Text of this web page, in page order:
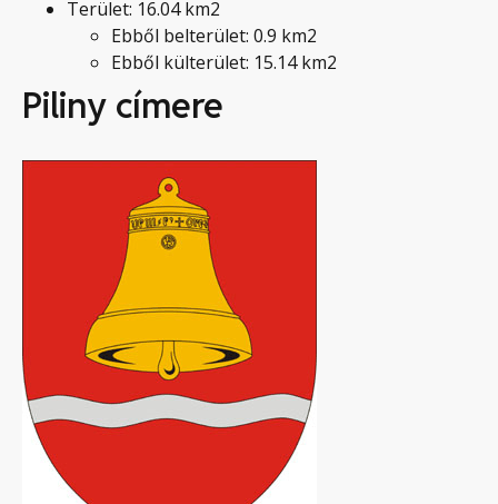
Terület: 16.04 km2
Ebből belterület: 0.9 km2
Ebből külterület: 15.14 km2
Piliny címere